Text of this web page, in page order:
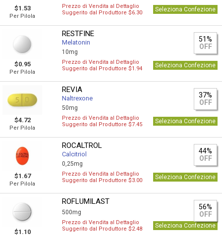
$1.53
Per Pilola
Prezzo di Vendita al Dettaglio
Suggerito dal Produttore $6.30
Seleziona Confezione
$0.95
Per Pilola
RESTFINE
Melatonin
10mg
51%
OFF
Prezzo di Vendita al Dettaglio
Suggerito dal Produttore $1.94
Seleziona Confezione
$4.72
Per Pilola
REVIA
Naltrexone
50mg
37%
OFF
Prezzo di Vendita al Dettaglio
Suggerito dal Produttore $7.45
Seleziona Confezione
$1.67
Per Pilola
ROCALTROL
Calcitriol
0,25mg
44%
OFF
Prezzo di Vendita al Dettaglio
Suggerito dal Produttore $3.00
Seleziona Confezione
$1.10
ROFLUMILAST
500mg
56%
OFF
Prezzo di Vendita al Dettaglio
Suggerito dal Produttore $2.48
Seleziona Confezione